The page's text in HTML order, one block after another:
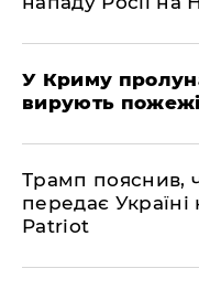
У Криму
вирують
Трамп пояснив,
передає
Patriot